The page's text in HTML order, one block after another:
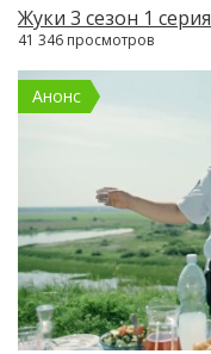
Жуки 3 сезон 1 серия
41 346 просмотров
Анонс